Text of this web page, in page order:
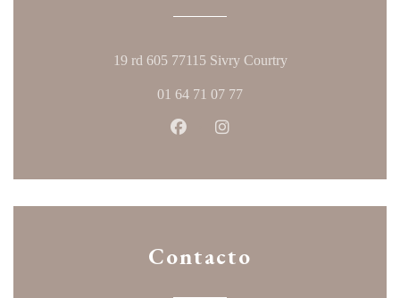
19 rd 605 77115 Sivry Courtry((abre en una
01 64 71 07 77
Facebook ((abre en una nueva
Contacto